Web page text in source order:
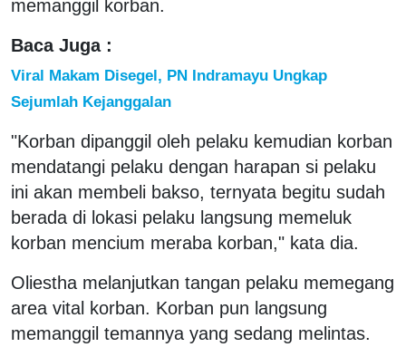
memanggil korban.
Baca Juga :
Viral Makam Disegel, PN Indramayu Ungkap
Sejumlah Kejanggalan
"Korban dipanggil oleh pelaku kemudian korban
mendatangi pelaku dengan harapan si pelaku
ini akan membeli bakso, ternyata begitu sudah
berada di lokasi pelaku langsung memeluk
korban mencium meraba korban," kata dia.
Oliestha melanjutkan tangan pelaku memegang
area vital korban. Korban pun langsung
memanggil temannya yang sedang melintas.